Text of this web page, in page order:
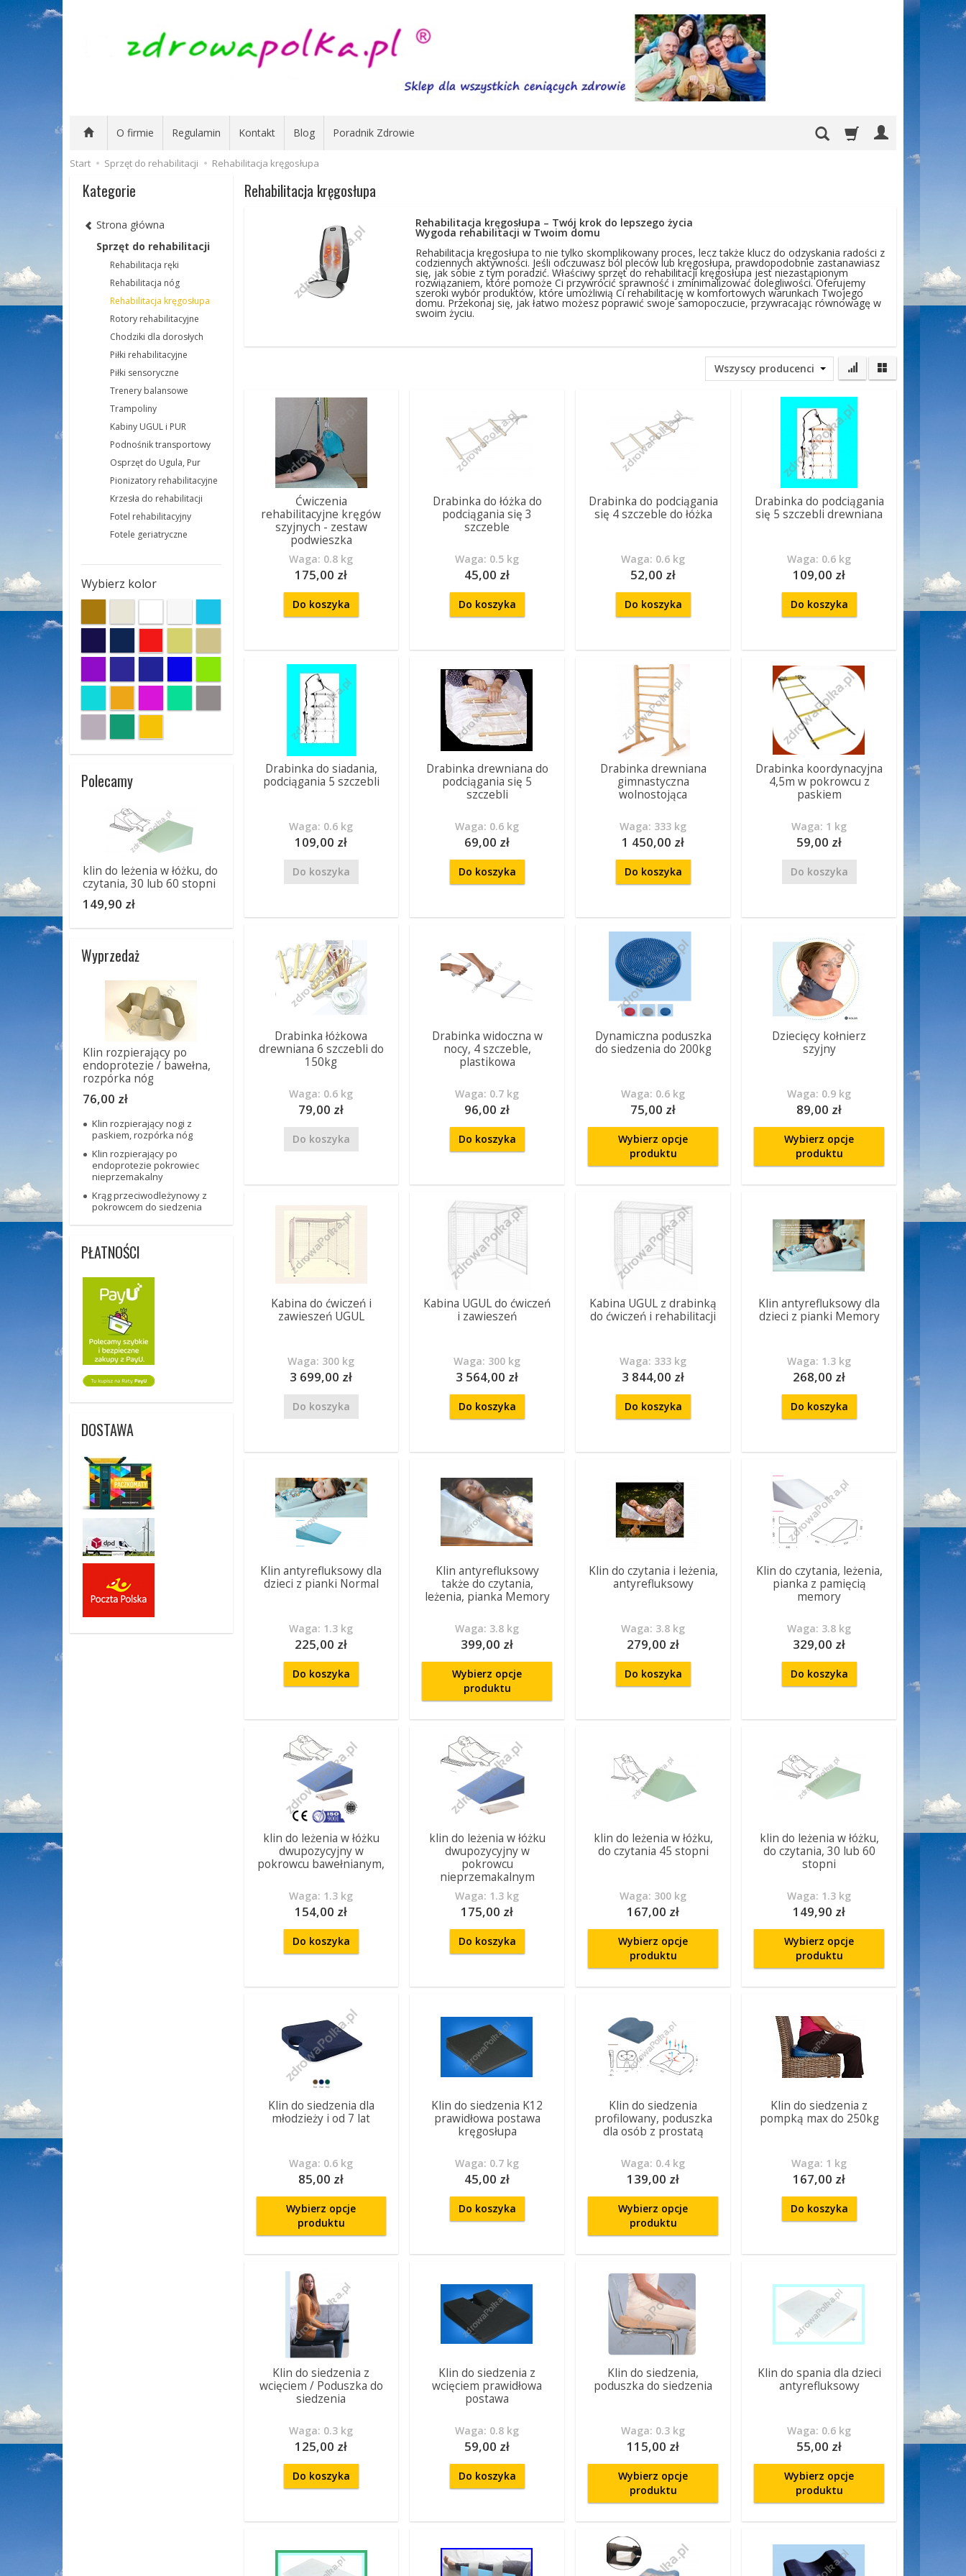
O firmie Regulamin Kontakt Blog Poradnik Zdrowie
Start Sprzęt do rehabilitacji Rehabilitacja kręgosłupa
Rehabilitacja kręgosłupa
Rehabilitacja kręgosłupa – Twój krok do lepszego życia
Wygoda rehabilitacji w Twoim domu
Rehabilitacja kręgosłupa to nie tylko skomplikowany proces, lecz także klucz do odzyskania radości z
codziennych aktywności. Jeśli odczuwasz ból pleców lub kręgosłupa, prawdopodobnie zastanawiasz
się, jak sobie z tym poradzić. Właściwy sprzęt do rehabilitacji kręgosłupa jest niezastąpionym
rozwiązaniem, które pomoże Ci przywrócić sprawność i zminimalizować dolegliwości. Oferujemy
szeroki wybór produktów, które umożliwią Ci rehabilitację w komfortowych warunkach Twojego
domu. Przekonaj się, jak łatwo możesz poprawić swoje samopoczucie, przywracając równowagę w
swoim życiu.
Ćwiczenia
rehabilitacyjne kręgów
szyjnych - zestaw
podwieszka
Waga: 0.8 kg
175,00 zł
Do koszyka
Drabinka do łóżka do
podciągania się 3
szczeble
Waga: 0.5 kg
45,00 zł
Do koszyka
Drabinka do podciągania
się 4 szczeble do łóżka
Waga: 0.6 kg
52,00 zł
Do koszyka
Drabinka do podciągania
się 5 szczebli drewniana
Waga: 0.6 kg
109,00 zł
Do koszyka
Drabinka do siadania,
podciągania 5 szczebli
Waga: 0.6 kg
109,00 zł
Do koszyka
Drabinka drewniana do
podciągania się 5
szczebli
Waga: 0.6 kg
69,00 zł
Do koszyka
Drabinka drewniana
gimnastyczna
wolnostojąca
Waga: 333 kg
1 450,00 zł
Do koszyka
Drabinka koordynacyjna
4,5m w pokrowcu z
paskiem
Waga: 1 kg
59,00 zł
Do koszyka
Drabinka łóżkowa
drewniana 6 szczebli do
150kg
Waga: 0.6 kg
79,00 zł
Do koszyka
Drabinka widoczna w
nocy, 4 szczeble,
plastikowa
Waga: 0.7 kg
96,00 zł
Do koszyka
Dynamiczna poduszka
do siedzenia do 200kg
Waga: 0.6 kg
75,00 zł
Wybierz opcje
produktu
Dziecięcy kołnierz
szyjny
Waga: 0.9 kg
89,00 zł
Wybierz opcje
produktu
Kabina do ćwiczeń i
zawieszeń UGUL
Waga: 300 kg
3 699,00 zł
Do koszyka
Kabina UGUL do ćwiczeń
i zawieszeń
Waga: 300 kg
3 564,00 zł
Do koszyka
Kabina UGUL z drabinką
do ćwiczeń i rehabilitacji
Waga: 333 kg
3 844,00 zł
Do koszyka
Klin antyrefluksowy dla
dzieci z pianki Memory
Waga: 1.3 kg
268,00 zł
Do koszyka
Klin antyrefluksowy dla
dzieci z pianki Normal
Waga: 1.3 kg
225,00 zł
Do koszyka
Klin antyrefluksowy
także do czytania,
leżenia, pianka Memory
Waga: 3.8 kg
399,00 zł
Wybierz opcje
produktu
Klin do czytania i leżenia,
antyrefluksowy
Waga: 3.8 kg
279,00 zł
Do koszyka
Klin do czytania, leżenia,
pianka z pamięcią
memory
Waga: 3.8 kg
329,00 zł
Do koszyka
klin do leżenia w łóżku
dwupozycyjny w
pokrowcu bawełnianym,
Waga: 1.3 kg
154,00 zł
Do koszyka
klin do leżenia w łóżku
dwupozycyjny w
pokrowcu
nieprzemakalnym
Waga: 1.3 kg
175,00 zł
Do koszyka
klin do leżenia w łóżku,
do czytania 45 stopni
Waga: 300 kg
167,00 zł
Wybierz opcje
produktu
klin do leżenia w łóżku,
do czytania, 30 lub 60
stopni
Waga: 1.3 kg
149,90 zł
Wybierz opcje
produktu
Klin do siedzenia dla
młodzieży i od 7 lat
Waga: 0.6 kg
85,00 zł
Wybierz opcje
produktu
Klin do siedzenia K12
prawidłowa postawa
kręgosłupa
Waga: 0.7 kg
45,00 zł
Do koszyka
Klin do siedzenia
profilowany, poduszka
dla osób z prostatą
Waga: 0.4 kg
139,00 zł
Wybierz opcje
produktu
Klin do siedzenia z
pompką max do 250kg
Waga: 1 kg
167,00 zł
Do koszyka
Klin do siedzenia z
wcięciem / Poduszka do
siedzenia
Waga: 0.3 kg
125,00 zł
Do koszyka
Klin do siedzenia z
wcięciem prawidłowa
postawa
Waga: 0.8 kg
59,00 zł
Do koszyka
Klin do siedzenia,
poduszka do siedzenia
Waga: 0.3 kg
115,00 zł
Wybierz opcje
produktu
Klin do spania dla dzieci
antyrefluksowy
Waga: 0.6 kg
55,00 zł
Wybierz opcje
produktu
Kategorie
Strona główna
Sprzęt do rehabilitacji
Rehabilitacja ręki
Rehabilitacja nóg
Rehabilitacja kręgosłupa
Rotory rehabilitacyjne
Chodziki dla dorosłych
Piłki rehabilitacyjne
Piłki sensoryczne
Trenery balansowe
Trampoliny
Kabiny UGUL i PUR
Podnośnik transportowy
Osprzęt do Ugula, Pur
Pionizatory rehabilitacyjne
Krzesła do rehabilitacji
Fotel rehabilitacyjny
Fotele geriatryczne
Wybierz kolor
Polecamy
klin do leżenia w łóżku, do
czytania, 30 lub 60 stopni
149,90 zł
Wyprzedaż
Klin rozpierający po
endoprotezie / bawełna,
rozpórka nóg
76,00 zł
Klin rozpierający nogi z
paskiem, rozpórka nóg
Klin rozpierający po
endoprotezie pokrowiec
nieprzemakalny
Krąg przeciwodleżynowy z
pokrowcem do siedzenia
PŁATNOŚCI
DOSTAWA